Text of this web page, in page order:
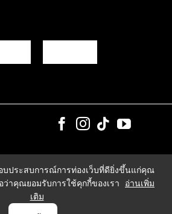
บประสบการณ์การท่องเว็บที่ดียิ่งขึ้นแก่คุณ
ว่าคุณยอมรับการใช้คุกกี้ของเรา
อ่านเพิ่ม
เติม